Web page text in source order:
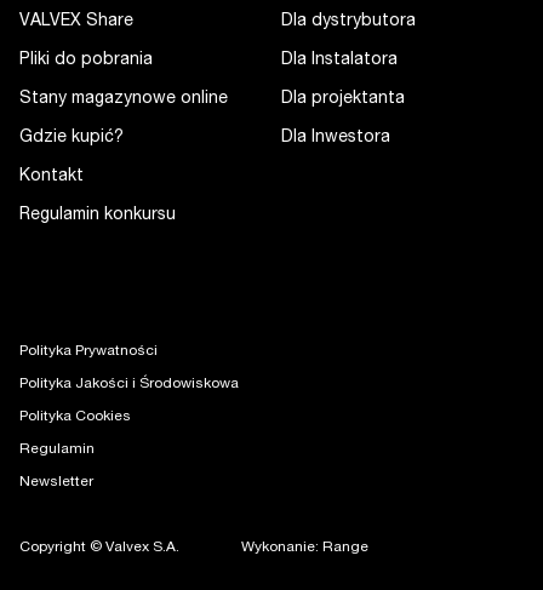
VALVEX Share
Pliki do pobrania
Stany magazynowe online
Gdzie kupić?
Kontakt
Regulamin konkursu
Dla dystrybutora
Dla Instalatora
Dla projektanta
Dla Inwestora
Polityka Prywatności
Polityka Jakości i Środowiskowa
Polityka Cookies
Regulamin
Newsletter
Copyright © Valvex S.A. Wykonanie: Range